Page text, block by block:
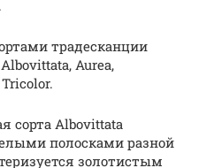
традесканции
Aurea,
сорта Albovittata
полосками разной
золотистым